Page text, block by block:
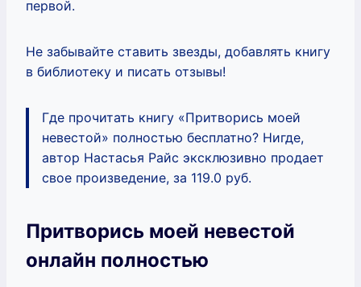
первой.
Не забывайте ставить звезды, добавлять книгу
в библиотеку и писать отзывы!
Где прочитать книгу «Притворись моей
невестой» полностью бесплатно? Нигде,
автор Настасья Райс эксклюзивно продает
свое произведение, за 119.0 руб.
Притворись моей невестой
онлайн полностью